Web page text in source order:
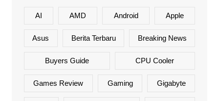
AI AMD Android Apple
Asus Berita Terbaru Breaking News
Buyers Guide CPU Cooler
Games Review Gaming Gigabyte